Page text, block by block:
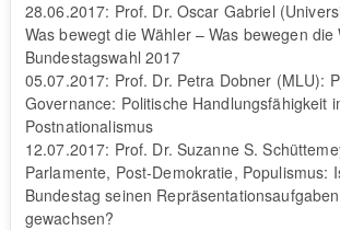
28.06.2017: Prof. Dr. Oscar Gabriel
Was bewegt die Wähler – Was bewegen die
Bundestagswahl 2017
05.07.2017: Prof. Dr. Petra Dobner (MLU):
Governance: Politische Handlungsfähigkeit
Postnationalismus
12.07.2017: Prof. Dr. Suzanne S.
Parlamente, Post-Demokratie, Populismus:
Bundestag seinen
gewachsen?